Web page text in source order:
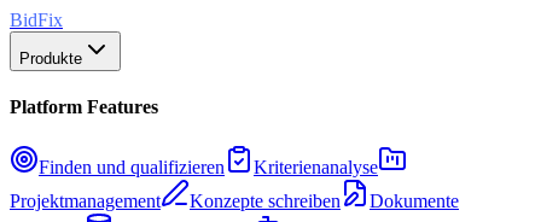
BidFix
Produkte
Platform Features
Finden und qualifizieren
Kriterienanalyse
Projektmanagement
Konzepte schreiben
Dokumente